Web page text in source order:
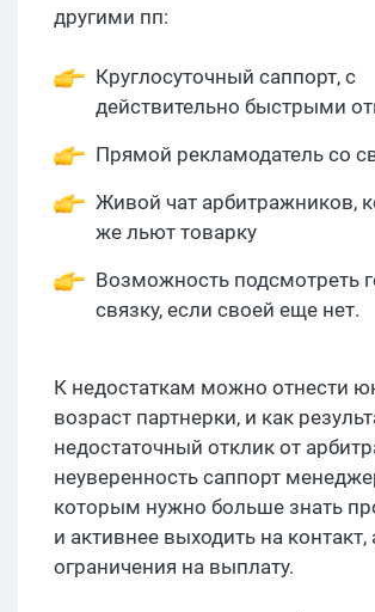
другими пп:
Круглосуточный саппорт, с
действительно быстрыми
Прямой рекламодатель со
Живой чат арбитражников,
же льют товарку
Возможность подсмотреть
связку, если своей еще нет.
К недостаткам можно отнести
возраст партнерки, и как
недостаточный отклик от
неуверенность саппорт
которым нужно больше знать
и активнее выходить на контакт,
ограничения на выплату.